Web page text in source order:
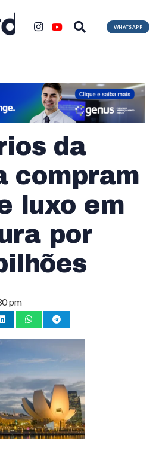
WHATSAPP
da
compram
luxo em
por
pm